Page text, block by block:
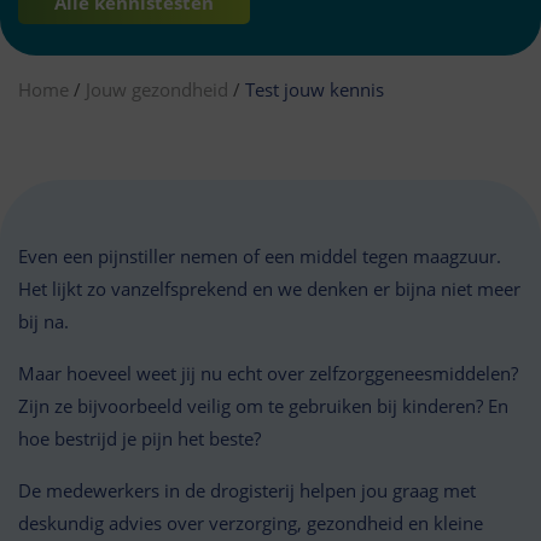
Home / Jouw gezondheid / Test jouw kennis
Even een pijnstiller nemen of een middel tegen maagzuur.
Het lijkt zo vanzelfsprekend en we denken er bijna niet meer
bij na.
Maar hoeveel weet jij nu echt over zelfzorggeneesmiddelen?
Zijn ze bijvoorbeeld veilig om te gebruiken bij kinderen? En
hoe bestrijd je pijn het beste?
De medewerkers in de drogisterij helpen jou graag met
deskundig advies over verzorging, gezondheid en kleine